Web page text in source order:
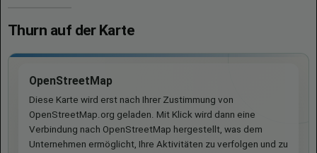
Thurn auf der Karte
OpenStreetMap
Diese Karte wird erst nach Ihrer Zustimmung von
OpenStreetMap.org geladen. Mit Klick wird dann eine
Verbindung nach OpenStreetMap hergestellt, was dem
Unternehmen ermöglicht, Ihre Aktivitäten zu verfolgen und zu